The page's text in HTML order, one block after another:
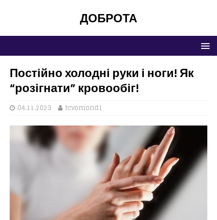
ДОБРОТА
Постійно холодні руки і ноги! Як
“розігнати” кровообіг!
04.11.2023 fcvomond1